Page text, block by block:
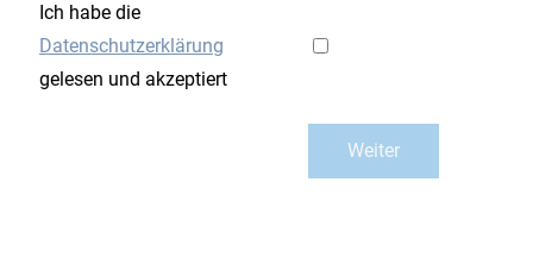
Ich habe die
Datenschutzerklärung
gelesen und akzeptiert